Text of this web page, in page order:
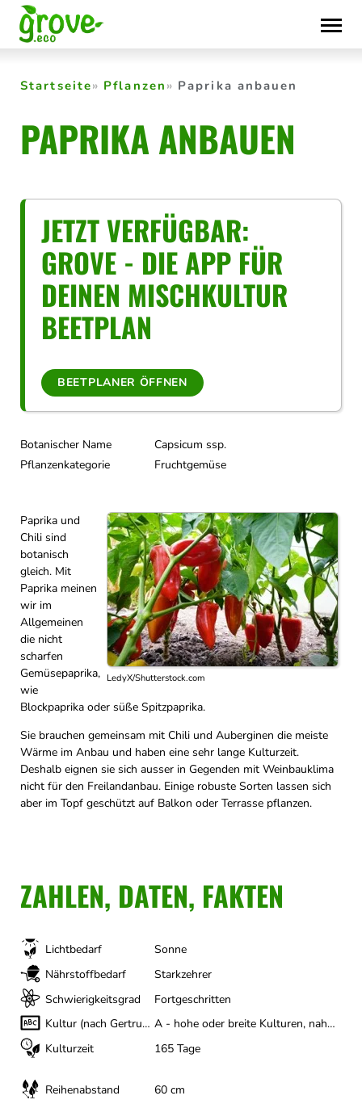
Skip
to
content
Startseite Pflanzen Paprika anbauen
PAPRIKA ANBAUEN
JETZT VERFÜGBAR:
GROVE - DIE APP FÜR
DEINEN MISCHKULTUR
BEETPLAN
BEETPLANER ÖFFNEN
Botanischer Name
Capsicum ssp.
Pflanzenkategorie
Fruchtgemüse
LedyX/Shutterstock.com
Paprika und
Chili sind
botanisch
gleich. Mit
Paprika meinen
wir im
Allgemeinen
die nicht
scharfen
Gemüsepaprika,
wie
Blockpaprika oder süße Spitzpaprika.
Sie brauchen gemeinsam mit Chili und Auberginen die meiste
Wärme im Anbau und haben eine sehr lange Kulturzeit.
Deshalb eignen sie sich ausser in Gegenden mit Weinbauklima
nicht für den Freilandanbau. Einige robuste Sorten lassen sich
aber im Topf geschützt auf Balkon oder Terrasse pflanzen.
ZAHLEN, DATEN, FAKTEN
Lichtbedarf
Sonne
Nährstoffbedarf
Starkzehrer
Schwierigkeitsgrad
Fortgeschritten
Kultur (nach Gertrud Franck)
A - hohe oder breite Kulturen, nahezu Ganzjährig
Kulturzeit
165 Tage
Reihenabstand
60 cm